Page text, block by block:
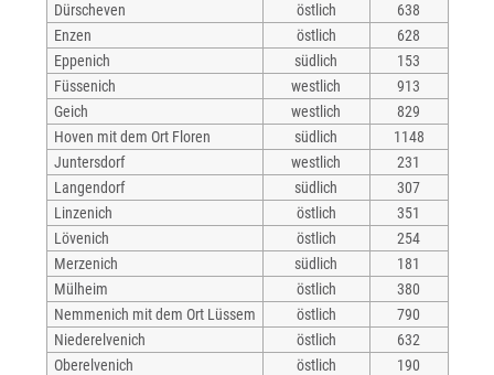
Dürscheven
östlich
638
Enzen
östlich
628
Eppenich
südlich
153
Füssenich
westlich
913
Geich
westlich
829
Hoven mit dem Ort Floren
südlich
1148
Juntersdorf
westlich
231
Langendorf
südlich
307
Linzenich
östlich
351
Lövenich
östlich
254
Merzenich
südlich
181
Mülheim
östlich
380
Nemmenich mit dem Ort Lüssem
östlich
790
Niederelvenich
östlich
632
Oberelvenich
östlich
190